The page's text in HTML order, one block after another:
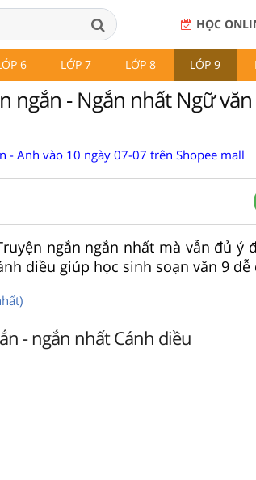
HỌC
6 LỚP 7 LỚP 8 LỚP 9
ngắn - Ngắn nhất Ngữ
- Anh vào 10 ngày 07-07 trên Shopee mall
ngắn ngắn nhất mà vẫn đủ ý
diều giúp học sinh soạn văn 9 dễ
- ngắn nhất Cánh diều